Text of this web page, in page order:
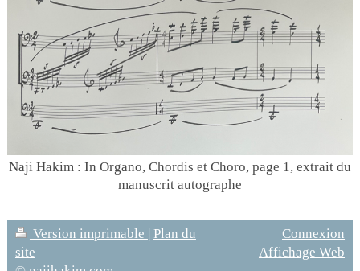
Naji Hakim : In Organo, Chordis et Choro, page 1, extrait du
manuscrit autographe
Version imprimable | Plan du
site
Connexion
Affichage Web